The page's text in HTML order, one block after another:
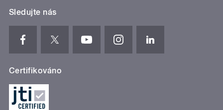
Sledujte nás
Certifikováno